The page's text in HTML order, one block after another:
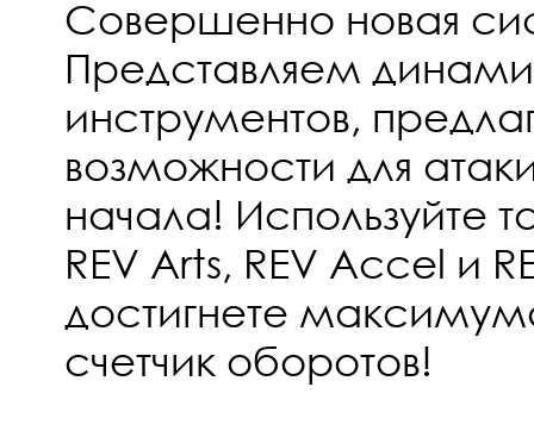
Совершенно новая
Представляем
инструментов,
возможности для
начала! Используйте
REV Arts, REV Accel и
достигнете
счетчик оборотов!